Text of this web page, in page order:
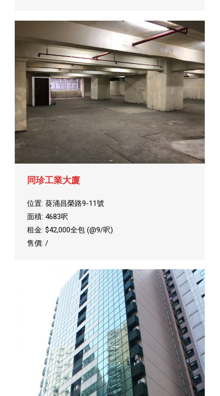
同珍工業大廈
位置: 葵涌昌榮路9-11號
面積: 4683呎
租金: $42,000全包 (@9/呎)
售價: /